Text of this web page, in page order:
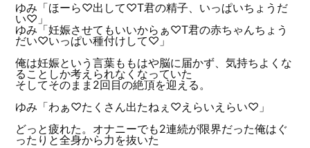
ゆみ「ほーら♡出して♡T君の精子、いっぱいちょうだ
い♡」
ゆみ「妊娠させてもいいからぁ♡T君の赤ちゃんちょう
だい♡いっぱい種付けして♡」
俺は妊娠という言葉ももはや脳に届かず、気持ちよくな
ることしか考えられなくなっていた
そしてそのまま2回目の絶頂を迎える。
ゆみ「わぁ♡たくさん出たねぇ♡えらいえらい♡」
どっと疲れた。オナニーでも2連続が限界だった俺はぐ
ったりと全身から力を抜いた